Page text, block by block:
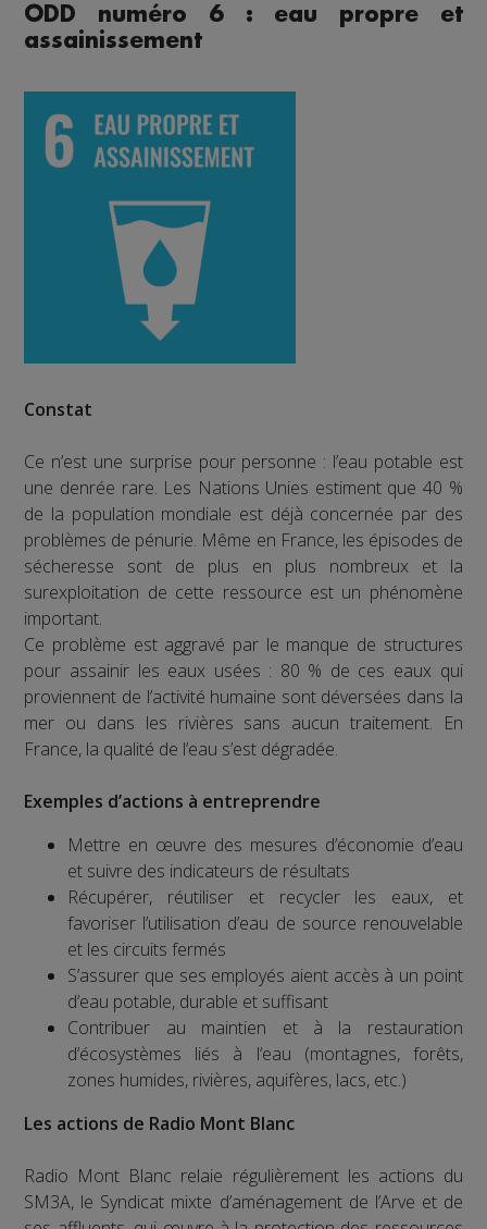
ODD numéro 6 : eau propre et
assainissement
Constat
Ce n’est une surprise pour personne : l’eau potable est
une denrée rare. Les Nations Unies estiment que 40 %
de la population mondiale est déjà concernée par des
problèmes de pénurie. Même en France, les épisodes de
sécheresse sont de plus en plus nombreux et la
surexploitation de cette ressource est un phénomène
important.
Ce problème est aggravé par le manque de structures
pour assainir les eaux usées : 80 % de ces eaux qui
proviennent de l’activité humaine sont déversées dans la
mer ou dans les rivières sans aucun traitement. En
France, la qualité de l’eau s’est dégradée.
Exemples d’actions à entreprendre
Mettre en œuvre des mesures d’économie d’eau
et suivre des indicateurs de résultats
Récupérer, réutiliser et recycler les eaux, et
favoriser l’utilisation d’eau de source renouvelable
et les circuits fermés
S’assurer que ses employés aient accès à un point
d’eau potable, durable et suffisant
Contribuer au maintien et à la restauration
d’écosystèmes liés à l’eau (montagnes, forêts,
zones humides, rivières, aquifères, lacs, etc.)
Les actions de Radio Mont Blanc
Radio Mont Blanc relaie régulièrement les actions du
SM3A, le Syndicat mixte d’aménagement de l’Arve et de